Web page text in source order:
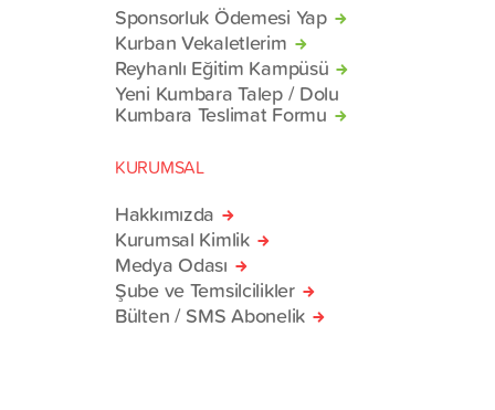
Sponsorluk Ödemesi Yap
Kurban Vekaletlerim
Reyhanlı Eğitim Kampüsü
Yeni Kumbara Talep / Dolu
Kumbara Teslimat Formu
KURUMSAL
Hakkımızda
Kurumsal Kimlik
Medya Odası
Şube ve Temsilcilikler
Bülten / SMS Abonelik